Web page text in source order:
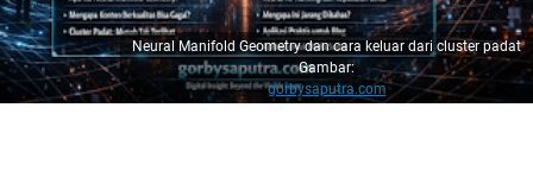
5.1 Strategi Geometris 1 — Ubah Kerangka Konseptual
5.2 Strategi Geometris 2 — Tambahkan Dimensi Baru
5.3 Strategi Geometris 3 — Tingkatkan Information Gain
Neural Manifold Geometry dan cara keluar dari cluster padat
Gambar:
gorbysaputra.com